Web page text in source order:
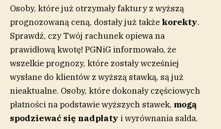
Osoby, które już otrzymały faktury z wyższą
prognozowaną ceną, dostały już także korekty.
Sprawdź, czy Twój rachunek opiewa na
prawidłową kwotę! PGNiG informowało, że
wszelkie prognozy, które zostały wcześniej
wysłane do klientów z wyższą stawką, są już
nieaktualne. Osoby, które dokonały częściowych
płatności na podstawie wyższych stawek, mogą
spodziewać się nadpłaty i wyrównania salda.